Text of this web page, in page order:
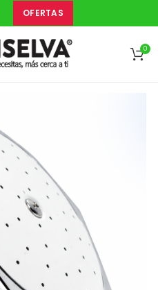
OFERTAS
0